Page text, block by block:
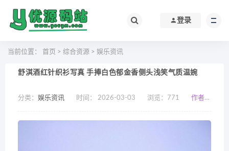
登录
当前位置： 首页 > 综合资源 > 娱乐资讯
舒淇酒红针织衫写真 手捧白色郁金香侧头浅笑气质温婉
分类： 娱乐资讯 时间： 2026-03-03 浏览： 771 作者：小编